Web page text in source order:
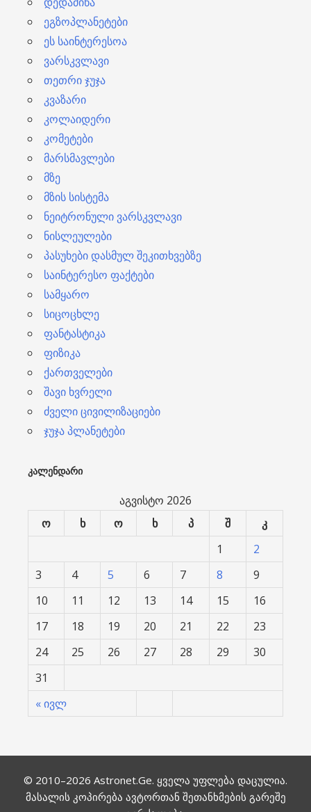
ეგზოპლანეტები
ეს საინტერესოა
ვარსკვლავი
თეთრი ჯუჯა
კვაზარი
კოლაიდერი
კომეტები
მარსმავლები
მზე
მზის სისტემა
ნეიტრონული ვარსკვლავი
ნისლეულები
პასუხები დასმულ შეკითხვებზე
საინტერესო ფაქტები
სამყარო
სიცოცხლე
ფანტასტიკა
ფიზიკა
ქართველები
შავი ხვრელი
ძველი ცივილიზაციები
ჯუჯა პლანეტები
ᲙᲐᲚᲔᲜᲓᲐᲠᲘ
აგვისტო 2026
ო
ხ ო ხ პ შ კ
« ივლ
1
2
3
4 5 6 7 8
9
10
11 12 13 14 15
16
17
18 19 20 21 22
23
24
25 26 27 28 29
30
31
© 2010–2026 Astronet.Ge. ყველა უფლება დაცულია.
მასალის კოპირება ავტორთან შეთანხმების გარეშე